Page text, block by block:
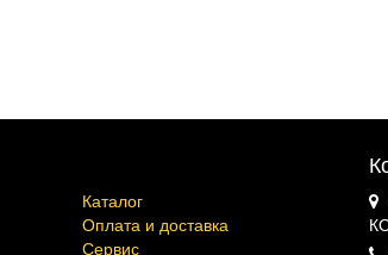
Каталог
Оплата и доставка
Сервис